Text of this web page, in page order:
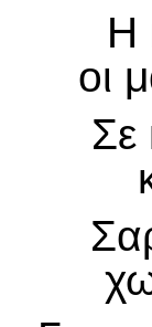
Η
οι
Σε